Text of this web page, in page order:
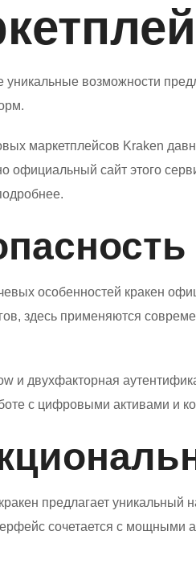
уникальные возможности
маркетплейсов Kraken
официальный сайт этого
особенностей кракен
здесь применяются
и двухфакторная
с цифровыми активами и
предлагает уникальный
сочетается с мощными